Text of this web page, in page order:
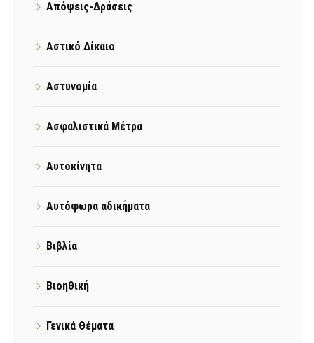
Απόψεις-Δράσεις
Αστικό Δίκαιο
Αστυνομία
Ασφαλιστικά Μέτρα
Αυτοκίνητα
Αυτόφωρα αδικήματα
Βιβλία
Βιοηθική
Γενικά Θέματα